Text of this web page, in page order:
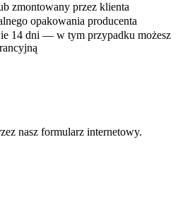
zmontowany przez klienta
opakowania producenta
14 dni — w tym przypadku możesz
nasz formularz internetowy.